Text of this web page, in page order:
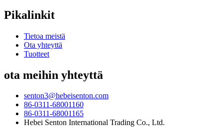
Pikalinkit
Tietoa meistä
Ota yhteyttä
Tuotteet
ota meihin yhteyttä
senton3@hebeisenton.com
86-0311-68001160
86-0311-68001165
Hebei Senton International Trading Co., Ltd.